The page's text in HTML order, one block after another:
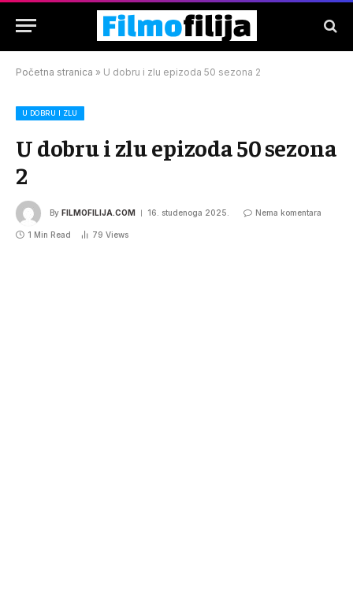
Početna stranica » U dobru i zlu epizoda 50 sezona 2
U DOBRU I ZLU
U dobru i zlu epizoda 50 sezona
2
By FILMOFILIJA.COM 16. studenoga 2025. Nema komentara
1 Min Read 79 Views